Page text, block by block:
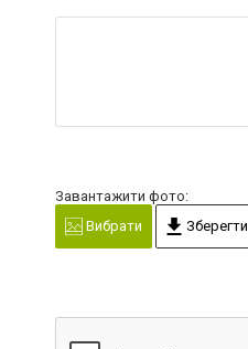
Завантажити фото:
Вибрати
Зберегти